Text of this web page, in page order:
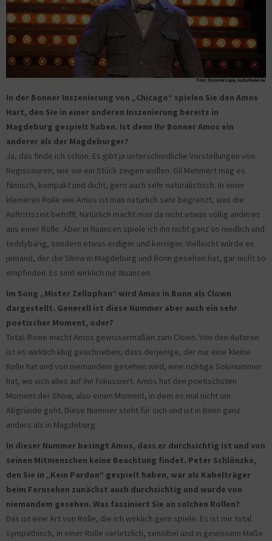
In der Bonner Inszenierung von „Chicago“ spielen Sie den Amos
Hart, den Sie in einer anderen Inszenierung bereits in
Magdeburg gespielt haben. Ist denn Ihr Bonner Amos ein
anderer als der Magdeburger?
Ja, das finde ich schon. Es gibt ja unterschiedliche Vorstellungen von
Regisseuren, wie sie ein Stück zeigen wollen. Gil Mehmert mag es
filmisch, kompakt und dicht, gern auch sehr naturalistisch. In einer
kleineren Rolle wie Amos ist man natürlich sehr begrenzt, was die
Auftrittszeit betrifft. Natürlich macht man da nicht etwas völlig anderes
aus einer Rolle. Aber in Nuancen spiele ich ihn nicht ganz so niedlich und
teddybärig, sondern etwas erdiger und kerniger. Vielleicht würde es
jemand, der die Show in Magdeburg und Bonn gesehen hat, gar nicht so
empfinden. Es sind wirklich nur Nuancen.
Im Song „Mister Zellophan“ wird Amos in Bonn als Clown
dargestellt. Generell ist diese Nummer aber auch ein sehr
poetischer Moment, oder?
Total. Roxie macht Amos gewissermaßen zum Clown. Von den Autoren
ist es wirklich klug geschrieben, dass derjenige, der nur eine kleine
Rolle hat und von niemandem gesehen wird, eine richtige Solonummer
hat, wo sich alles auf ihn fokussiert. Amos hat den poetischsten
Moment der Show, also einen Moment, in dem es mal nicht um
Abgründe geht. Diese Nummer steht für sich und ist in Bonn ganz
anders als in Magdeburg.
In dieser Nummer besingt Amos, dass er durchsichtig ist und von
seinen Mitmenschen keine Beachtung findet. Peter Schlönzke,
den Sie in „Kein Pardon“ gespielt haben, war als Kabelträger
beim Fernsehen zunächst auch durchsichtig und wurde von
niemandem gesehen. Was fasziniert Sie an solchen Rollen?
Das ist eine Art von Rolle, die ich wirklich gern spiele. Es ist mir total
sympathisch, in einer Rolle verletzlich, sensibel und in gewissem Maße